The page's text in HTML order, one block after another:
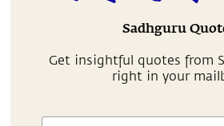
Sadhguru
Get insightful quotes from
right in your